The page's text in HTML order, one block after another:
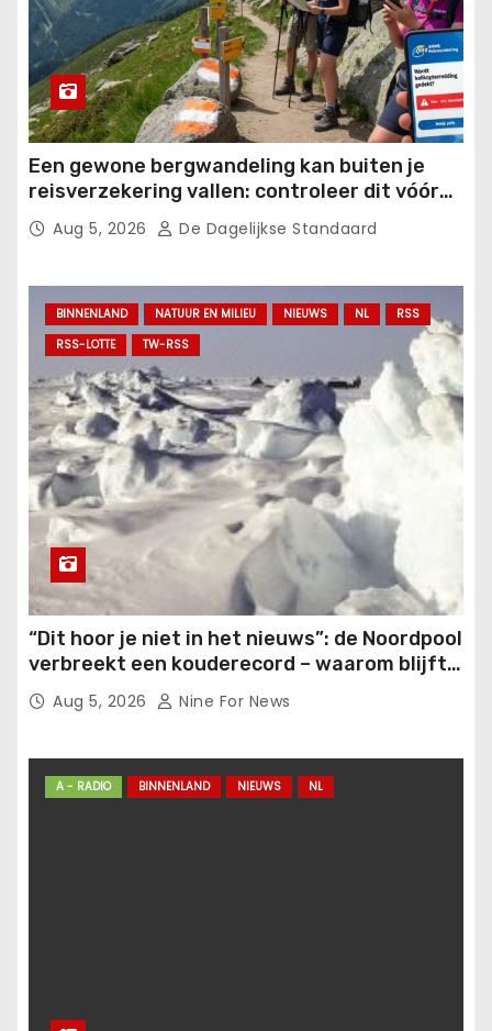
Een gewone bergwandeling kan buiten je
reisverzekering vallen: controleer dit vóór
vertrek.
Aug 5, 2026 De Dagelijkse Standaard
BINNENLAND NATUUR EN MILIEU NIEUWS NL
RSS
RSS-LOTTE
TW-RSS
“Dit hoor je niet in het nieuws”: de Noordpool
verbreekt een kouderecord – waarom blijft
het stil?.
Aug 5, 2026 Nine For News
A - RADIO BINNENLAND NIEUWS NL